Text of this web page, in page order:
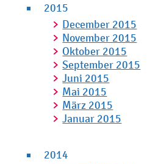
2015
December 2015
November 2015
Oktober 2015
September 2015
Juni 2015
Mai 2015
März 2015
Januar 2015
2014